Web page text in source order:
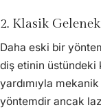
2. Klasik
Daha eski bir
diş etinin
yardımıyla mekanik
yöntemdir ancak